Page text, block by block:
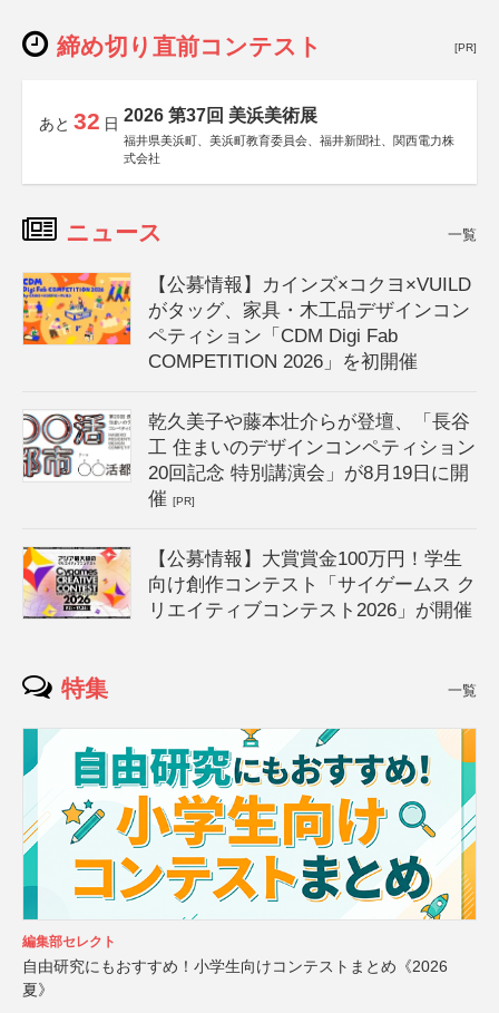
締め切り直前コンテスト [PR]
あと 32 日 2026 第37回 美浜美術展
福井県美浜町、美浜町教育委員会、福井新聞社、関西電力株
式会社
ニュース 一覧
【公募情報】カインズ×コクヨ×VUILD
がタッグ、家具・木工品デザインコン
ペティション「CDM Digi Fab
COMPETITION 2026」を初開催
乾久美子や藤本壮介らが登壇、「長谷
工 住まいのデザインコンペティション
20回記念 特別講演会」が8月19日に開
催[PR]
【公募情報】大賞賞金100万円！学生
向け創作コンテスト「サイゲームス ク
リエイティブコンテスト2026」が開催
特集 一覧
編集部セレクト
自由研究にもおすすめ！小学生向けコンテストまとめ《2026
夏》